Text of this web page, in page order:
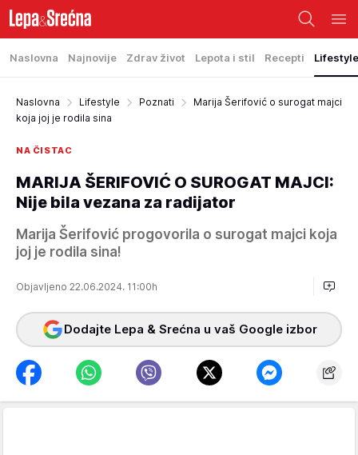
Naslovna Najnovije Zdrav život Lepota i stil Recepti Lifestyle
Naslovna Lifestyle Poznati
Marija Šerifović o surogat majci
koja joj je rodila sina
NA ČISTAC
MARIJA ŠERIFOVIĆ O SUROGAT MAJCI:
Nije bila vezana za radijator
Marija Šerifović progovorila o surogat majci koja
joj je rodila sina!
Objavljeno 22.06.2024. 11:00h
Dodajte Lepa & Srećna u vaš Google izbor